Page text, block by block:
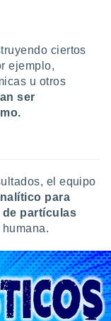
ciertos
ejemplo,
u otros
ser
el equipo
para
de partículas